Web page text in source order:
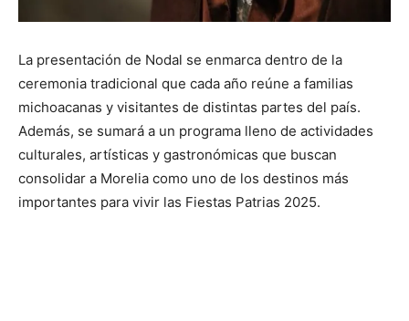
La presentación de Nodal se enmarca dentro de la
ceremonia tradicional que cada año reúne a familias
michoacanas y visitantes de distintas partes del país.
Además, se sumará a un programa lleno de actividades
culturales, artísticas y gastronómicas que buscan
consolidar a Morelia como uno de los destinos más
importantes para vivir las Fiestas Patrias 2025.